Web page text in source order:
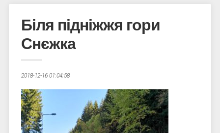
Біля підніжжя гори
Снєжка
2018-12-16 01:04:58